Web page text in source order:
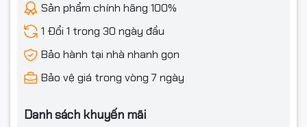
Sản phẩm chính hãng 100%
1 Đổi 1 trong 30 ngày đầu
Bảo hành tại nhà nhanh gọn
Bảo vệ giá trong vòng 7 ngày
Danh sách khuyến mãi
Canon Laser Printer LBP
imageCLASS LBP6000
imageCLASS LBP6018
imageCLASS LBP6030W